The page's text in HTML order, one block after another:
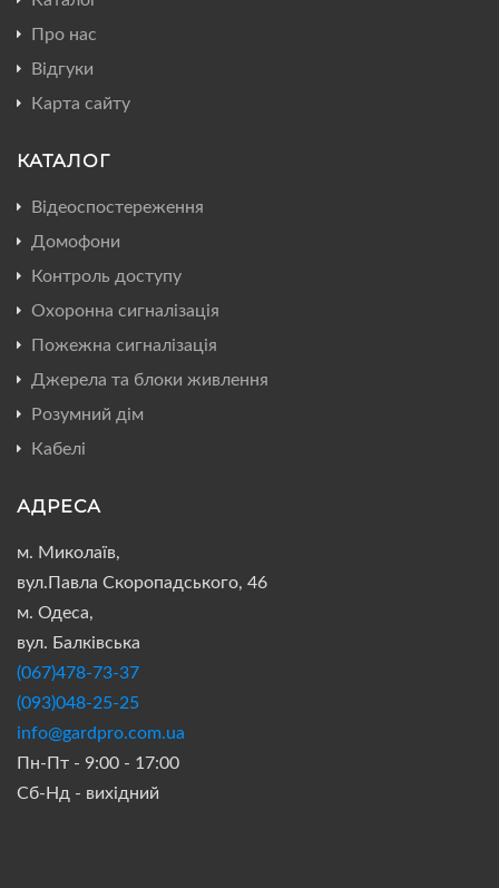
Про нас
Відгуки
Карта сайту
КАТАЛОГ
Відеоспостереження
Домофони
Контроль доступу
Охоронна сигналізація
Пожежна сигналізація
Джерела та блоки живлення
Розумний дім
Кабелі
АДРЕСА
м. Миколаїв,
вул.Павла Скоропадського, 46
м. Одеса,
вул. Балківська
(067)478-73-37
(093)048-25-25
info@gardpro.com.ua
Пн-Пт - 9:00 - 17:00
Сб-Нд - вихідний